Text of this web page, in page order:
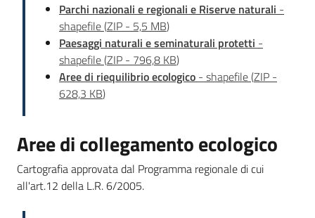
Ambiente
Parchi nazionali e regionali e Riserve naturali -
shapefile(ZIP - 5,5 MB)
Paesaggi naturali e seminaturali protetti -
shapefile(ZIP - 796,8 KB)
Aree di riequilibrio ecologico - shapefile(ZIP -
628,3 KB)
Aree di collegamento ecologico
Cartografia approvata dal Programma regionale di cui
all'art.12 della L.R. 6/2005.